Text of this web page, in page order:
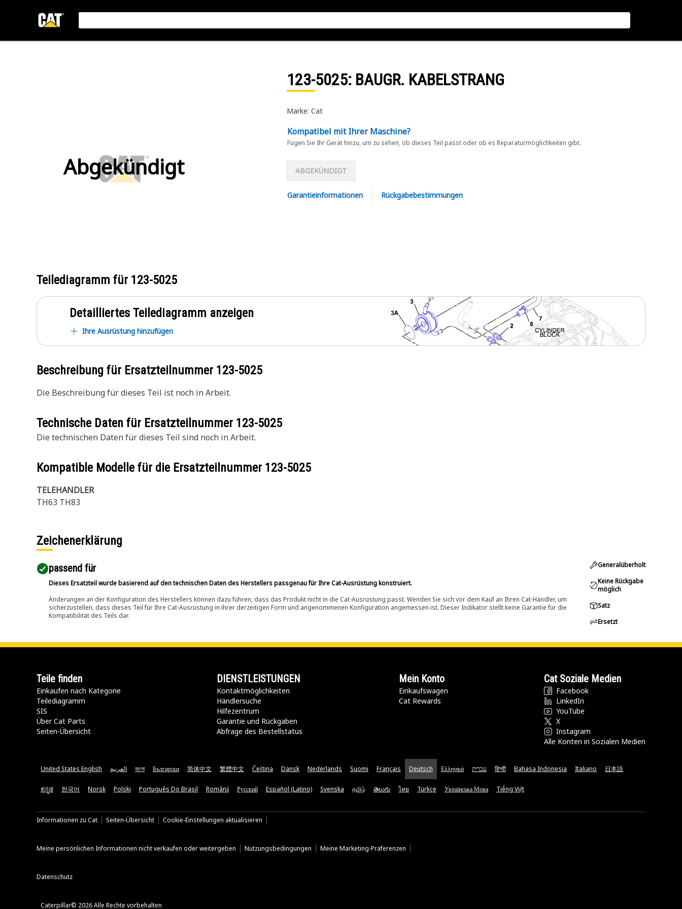
Abgekündigt
123-5025: BAUGR. KABELSTRANG
Marke: Cat
Kompatibel mit Ihrer Maschine?
Fügen Sie Ihr Gerät hinzu, um zu sehen, ob dieses Teil passt oder ob es Reparaturmöglichkeiten gibt.
ABGEKÜNDIGT
Garantieinformationen Rückgabebestimmungen
Teilediagramm für 123-5025
Detailliertes Teilediagramm anzeigen
Ihre Ausrüstung hinzufügen
Beschreibung für Ersatzteilnummer 123-5025
Die Beschreibung für dieses Teil ist noch in Arbeit.
Technische Daten für Ersatzteilnummer 123-5025
Die technischen Daten für dieses Teil sind noch in Arbeit.
Kompatible Modelle für die Ersatzteilnummer 123-5025
TELEHANDLER
TH63 TH83
Zeichenerklärung
passend für​
Dieses Ersatzteil wurde basierend auf den technischen Daten des Herstellers passgenau für Ihre Cat-Ausrüstung konstruiert.
Änderungen an der Konfiguration des Herstellers können dazu führen, dass das Produkt nicht in die Cat-Ausrüstung passt. Wenden Sie sich vor dem Kauf an Ihren Cat-Händler, um
sicherzustellen, dass dieses Teil für Ihre Cat-Ausrüstung in ihrer derzeitigen Form und angenommenen Konfiguration angemessen ist. Dieser Indikator stellt keine Garantie für die
Kompatibilität des Teils dar.
Generalüberholt
Keine Rückgabe
möglich
Satz
Ersetzt
Teile finden
Einkaufen nach Kategorie
Teilediagramm
SIS
Über Cat Parts
Seiten-Übersicht
DIENSTLEISTUNGEN
Kontaktmöglichkeiten​
Händlersuche
Hilfezentrum
Garantie und Rückgaben
Abfrage des Bestellstatus
Mein Konto
Einkaufswagen
Cat Rewards
Cat Soziale Medien
Facebook
LinkedIn
YouTube
X
Instagram
Alle Konten in Sozialen Medien
United States English العربية বাংলা Български 简体中文 繁體中文 Čeština Dansk Nederlands Suomi Français Deutsch Ελληνικά עברית हिन्दी Bahasa Indonesia Italiano 日本語
ಕನ್ನಡ 한국어 Norsk Polski Português Do Brasil Română Русский Español (Latino) Svenska தமிழ் తెలుగు ไทย Türkçe Українська Мова Tiếng Việt
Informationen zu Cat Seiten-Übersicht Cookie-Einstellungen aktualisieren
Meine persönlichen Informationen nicht verkaufen oder weitergeben Nutzungsbedingungen Meine Marketing-Präferenzen
Datenschutz
Caterpillar© 2026 Alle Rechte vorbehalten